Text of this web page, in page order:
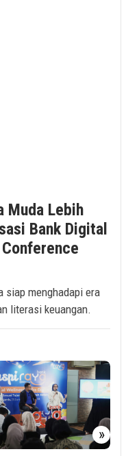
Muda Lebih
Bank Digital
siap menghadapi era
literasi keuangan.
»